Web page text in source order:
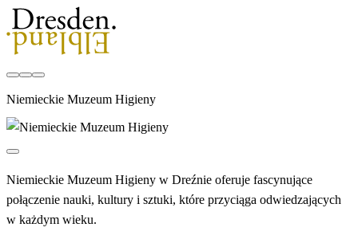
Niemieckie Muzeum Higieny
Niemieckie Muzeum Higieny w Dreźnie oferuje fascynujące
połączenie nauki, kultury i sztuki, które przyciąga odwiedzających
w każdym wieku.